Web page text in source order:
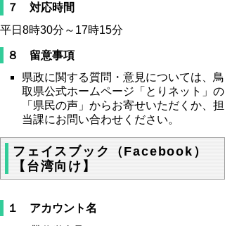
７ 対応時間
平日8時30分～17時15分
８ 留意事項
県政に関する質問・意見については、鳥
取県公式ホームページ「とりネット」の
「県民の声」からお寄せいただくか、担
当課にお問い合わせください。
フェイスブック（Facebook）
【台湾向け】
１ アカウント名